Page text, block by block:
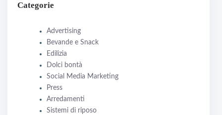
Categorie
Advertising
Bevande e Snack
Edilizia
Dolci bontà
Social Media Marketing
Press
Arredamenti
Sistemi di riposo